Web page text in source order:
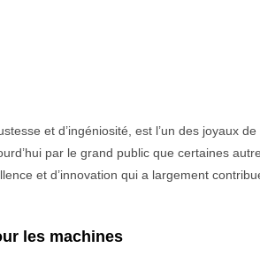
et d’ingéniosité, est l’un des joyaux
par le grand public que certaines
et d’innovation qui a largement
les machines